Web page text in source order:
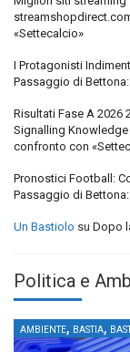
«Settecalcio»
I Protagonisti
Passaggio di
Risultati Fase A 2026
Signalling
confronto con
Pronostici Football:
Passaggio di
Un Bastiolo su Dopo
Politica e
AMBIENTE, BASTIA,